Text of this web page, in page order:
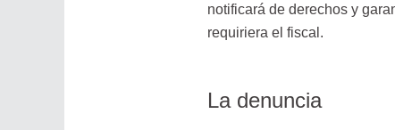
notificará de derechos y
requiriera el fiscal.
La denuncia